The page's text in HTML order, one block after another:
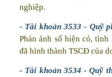
nghiệp.
- Tài khoản 3533 - Quỹ
Phản ánh số hiện có,
đã hình thành TSCĐ của
- Tài khoản 3534 - Quỹ